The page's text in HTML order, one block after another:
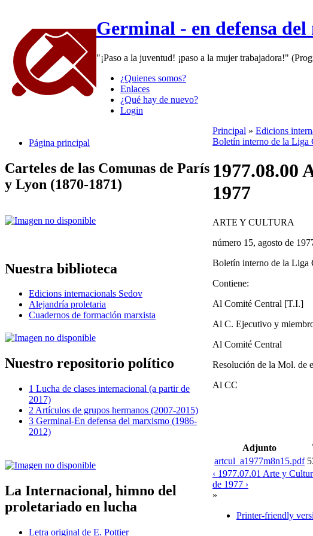
Germinal - en defensa
"¡Paso a la juventud! ¡paso a la mujer trabajadora!"
¿Quienes somos?
Enlaces
¿Qué hay de nuevo?
Login
Página principal
Carteles de las Comunas de París
y Lyon (1870-1871)
Nuestra biblioteca
Edicions internacionals Sedov
Alejandría proletaria
Cuadernos de formación marxista
Nuestro repositorio político
1 Lucha de clases internacional (a partir de
2017)
2 Artículos de grupos hermanos (2007-2015)
3 Germinal-En defensa del marxismo (1986-
2012)
La Internacional, himno del
proletariado en lucha
Letra original de E. Pottier
Principal » Edicions
Boletín interno de la Liga
1977.08.00
1977
ARTE Y CULTURA
número 15, agosto de
Boletín interno de la Liga
Contiene:
Al Comité Central [T.I.]
Al C. Ejecutivo y
Al Comité Central
Resolución de la Mol. de
Al CC
Adjunto
artcul_a1977m8n15.pdf
‹ 1977.07.01 Arte y
de 1977 ›
»
Printer-friendly